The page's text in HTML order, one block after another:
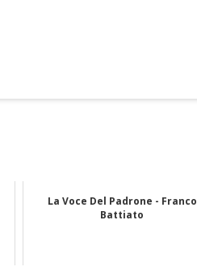
La Voce Del Padrone - Franco
Battiato